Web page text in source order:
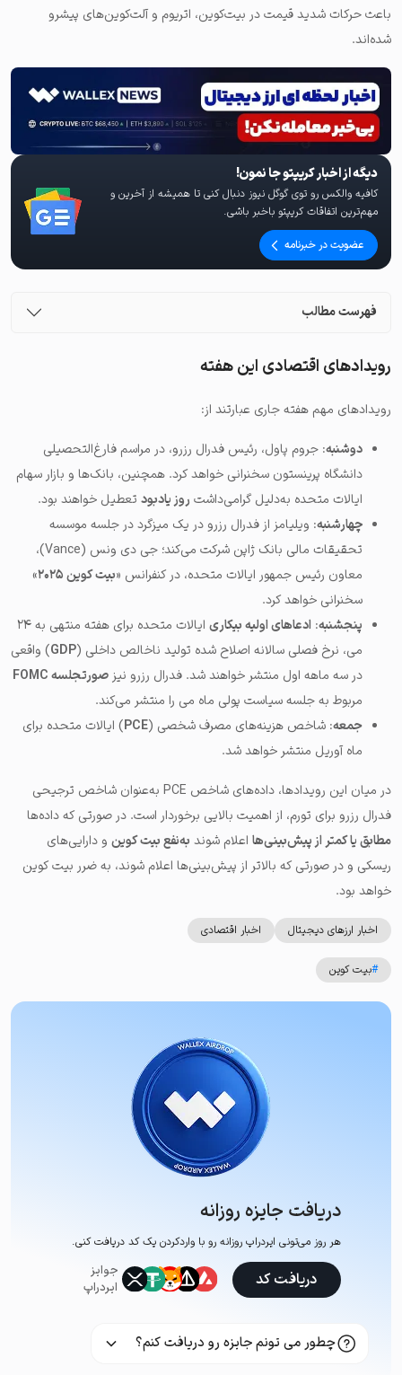
باعث حرکات شدید قیمت در بیت‌کوین، اتریوم و آلت‌کوین‌های پیشرو
شده‌اند.
دیگه از اخبار کریپتو جا نمون!
کافیه والکس رو توی گوگل نیوز دنبال کنی تا همیشه از آخرین و
مهم‌ترین اتفاقات کریپتو باخبر باشی.
عضویت در خبرنامه
فهرست مطالب
رویدادهای اقتصادی این هفته
رویدادهای مهم هفته جاری عبارتند از:
دوشنبه: جروم پاول، رئیس فدرال رزرو، در مراسم فارغ‌التحصیلی
دانشگاه پرینستون سخنرانی خواهد کرد. همچنین، بانک‌ها و بازار سهام
ایالات متحده به‌دلیل گرامی‌داشت روز یادبود تعطیل خواهند بود.
چهارشنبه: ویلیامز از فدرال رزرو در یک میزگرد در جلسه موسسه
تحقیقات مالی بانک ژاپن شرکت می‌کند؛ جی دی ونس (Vance)،
معاون رئیس جمهور ایالات متحده، در کنفرانس «بیت کوین ۲۰۲۵
»
سخنرانی خواهد کرد.
پنجشنبه: ادعاهای اولیه بیکاری
ایالات متحده برای هفته منتهی به ۲۴
می، نرخ فصلی سالانه اصلاح شده تولید ناخالص داخلی (GDP) واقعی
در سه ماهه اول منتشر خواهند شد. فدرال رزرو نیز صورتجلسه FOMC
مربوط به جلسه سیاست پولی ماه می را منتشر می‌کند.
جمعه: شاخص هزینه‌های مصرف شخصی (PCE) ایالات متحده برای
ماه آوریل منتشر خواهد شد.
در میان این رویدادها، داده‌های شاخص PCE به‌عنوان شاخص ترجیحی
فدرال رزرو برای تورم، از اهمیت بالایی برخوردار است. در صورتی که داده‌ها
مطابق یا کمتر از پیش‌بینی‌ها اعلام شوند به‌نفع بیت کوین و دارایی‌های
ریسکی و در صورتی که بالاتر از پیش‌بینی‌ها اعلام شوند، به ضرر بیت کوین
خواهد بود.
اخبار ارزهای دیجیتال اخبار اقتصادی
#بیت کوین
دریافت جایزه روزانه
هر روز می‌تونی ایردراپ روزانه رو با وارد‌کردن یک کد دریافت کنی.
جوایز
ایردراپ
دریافت کد
چطور می تونم جایزه رو دریافت کنم؟